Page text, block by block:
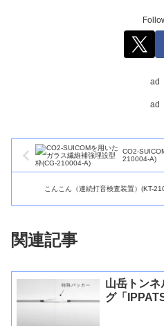
ad
ad
CO2-
210004-A)
こんこん（連続打音検査装置）(KT-
関連記事
山岳トン
グ「